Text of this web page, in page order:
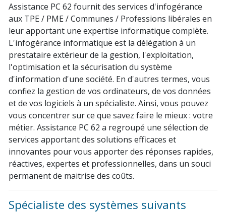
Assistance PC 62 fournit des services d'infogérance
aux TPE / PME / Communes / Professions libérales en
leur apportant une expertise informatique complète.
L'infogérance informatique est la délégation à un
prestataire extérieur de la gestion, l'exploitation,
l'optimisation et la sécurisation du système
d'information d'une société. En d'autres termes, vous
confiez la gestion de vos ordinateurs, de vos données
et de vos logiciels à un spécialiste. Ainsi, vous pouvez
vous concentrer sur ce que savez faire le mieux : votre
métier. Assistance PC 62 a regroupé une sélection de
services apportant des solutions efficaces et
innovantes pour vous apporter des réponses rapides,
réactives, expertes et professionnelles, dans un souci
permanent de maitrise des coûts.
Spécialiste des systèmes suivants